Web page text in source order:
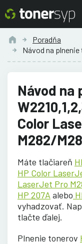
Poradňa
Návod na plnenie
Návod na
Color
M282/
Máte tlačiareň
HP Color
LaserJet Pro
HP 207A alebo
vyhadzovať.
tlačte ďalej.
Plnenie tonerov